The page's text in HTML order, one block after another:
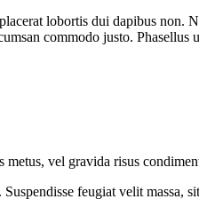
lobortis dui dapibus non.
commodo justo. Phasellus
vel gravida risus
feugiat velit massa,